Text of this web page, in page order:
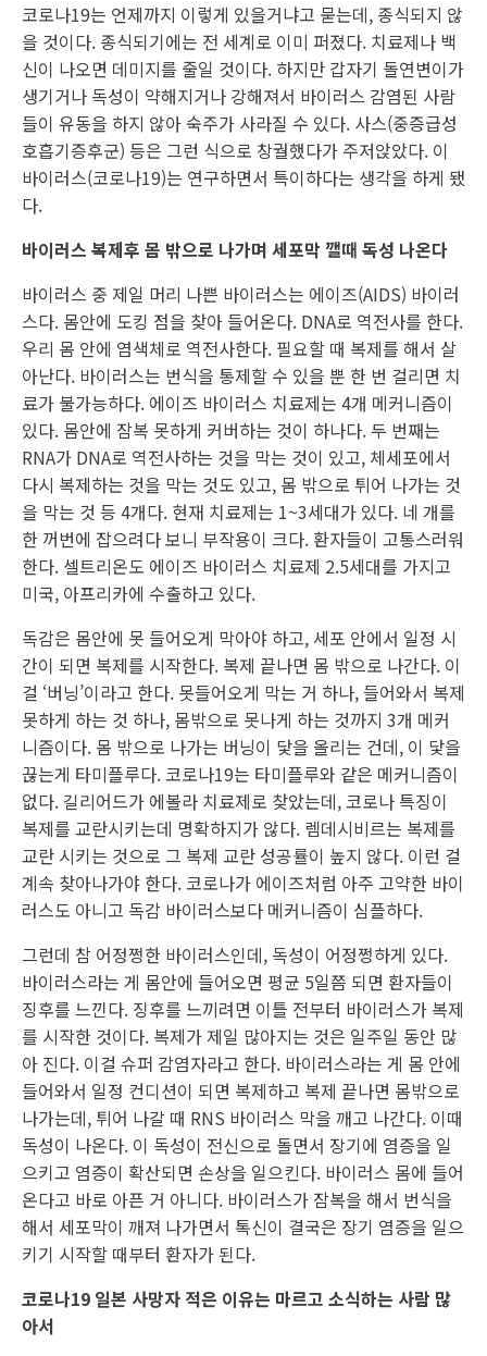
코로나19는 언제까지 이렇게 있을거냐고 묻는데, 종식되지 않
을 것이다. 종식되기에는 전 세계로 이미 퍼졌다. 치료제나 백
신이 나오면 데미지를 줄일 것이다. 하지만 갑자기 돌연변이가
생기거나 독성이 약해지거나 강해져서 바이러스 감염된 사람
들이 유동을 하지 않아 숙주가 사라질 수 있다. 사스(중증급성
호흡기증후군) 등은 그런 식으로 창궐했다가 주저앉았다. 이
바이러스(코로나19)는 연구하면서 특이하다는 생각을 하게 됐
다.
바이러스 복제후 몸 밖으로 나가며 세포막 깰때 독성 나온다
바이러스 중 제일 머리 나쁜 바이러스는 에이즈(AIDS) 바이러
스다. 몸안에 도킹 점을 찾아 들어온다. DNA로 역전사를 한다.
우리 몸 안에 염색체로 역전사한다. 필요할 때 복제를 해서 살
아난다. 바이러스는 번식을 통제할 수 있을 뿐 한 번 걸리면 치
료가 불가능하다. 에이즈 바이러스 치료제는 4개 메커니즘이
있다. 몸안에 잠복 못하게 커버하는 것이 하나다. 두 번째는
RNA가 DNA로 역전사하는 것을 막는 것이 있고, 체세포에서
다시 복제하는 것을 막는 것도 있고, 몸 밖으로 튀어 나가는 것
을 막는 것 등 4개다. 현재 치료제는 1~3세대가 있다. 네 개를
한 꺼번에 잡으려다 보니 부작용이 크다. 환자들이 고통스러워
한다. 셀트리온도 에이즈 바이러스 치료제 2.5세대를 가지고
미국, 아프리카에 수출하고 있다.
독감은 몸안에 못 들어오게 막아야 하고, 세포 안에서 일정 시
간이 되면 복제를 시작한다. 복제 끝나면 몸 밖으로 나간다. 이
걸 ‘버닝’이라고 한다. 못들어오게 막는 거 하나, 들어와서 복제
못하게 하는 것 하나, 몸밖으로 못나게 하는 것까지 3개 메커
니즘이다. 몸 밖으로 나가는 버닝이 닻을 올리는 건데, 이 닻을
끊는게 타미플루다. 코로나19는 타미플루와 같은 메커니즘이
없다. 길리어드가 에볼라 치료제로 찾았는데, 코로나 특징이
복제를 교란시키는데 명확하지가 않다. 렘데시비르는 복제를
교란 시키는 것으로 그 복제 교란 성공률이 높지 않다. 이런 걸
계속 찾아나가야 한다. 코로나가 에이즈처럼 아주 고약한 바이
러스도 아니고 독감 바이러스보다 메커니즘이 심플하다.
그런데 참 어정쩡한 바이러스인데, 독성이 어정쩡하게 있다.
바이러스라는 게 몸안에 들어오면 평균 5일쯤 되면 환자들이
징후를 느낀다. 징후를 느끼려면 이틀 전부터 바이러스가 복제
를 시작한 것이다. 복제가 제일 많아지는 것은 일주일 동안 많
아 진다. 이걸 슈퍼 감염자라고 한다. 바이러스라는 게 몸 안에
들어와서 일정 컨디션이 되면 복제하고 복제 끝나면 몸밖으로
나가는데, 튀어 나갈 때 RNS 바이러스 막을 깨고 나간다. 이때
독성이 나온다. 이 독성이 전신으로 돌면서 장기에 염증을 일
으키고 염증이 확산되면 손상을 일으킨다. 바이러스 몸에 들어
온다고 바로 아픈 거 아니다. 바이러스가 잠복을 해서 번식을
해서 세포막이 깨져 나가면서 톡신이 결국은 장기 염증을 일으
키기 시작할 때부터 환자가 된다.
코로나19 일본 사망자 적은 이유는 마르고 소식하는 사람 많
아서